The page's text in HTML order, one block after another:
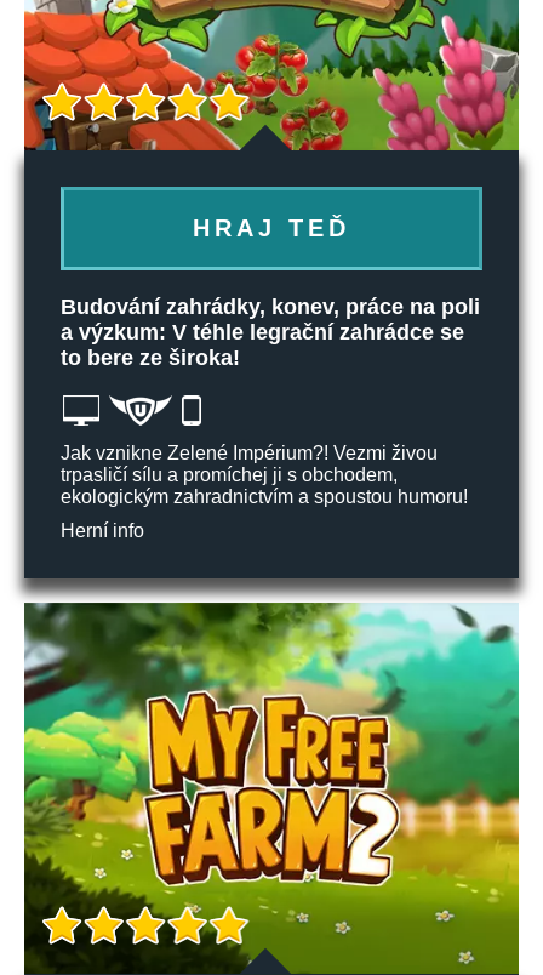
HRAJ TEĎ
Budování zahrádky, konev, práce na poli
a výzkum: V téhle legrační zahrádce se
to bere ze široka!
Jak vznikne Zelené Impérium?! Vezmi živou
trpasličí sílu a promíchej ji s obchodem,
ekologickým zahradnictvím a spoustou humoru!
Herní info